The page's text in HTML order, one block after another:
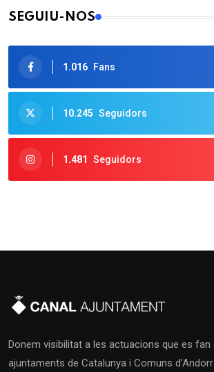
SEGUIU-NOS
1.016 Fans
10.245 Seguidors
1.481 Seguidors
Donem visibilitat a les actuacions que es fan
ajuntaments de Catalunya i Comuns